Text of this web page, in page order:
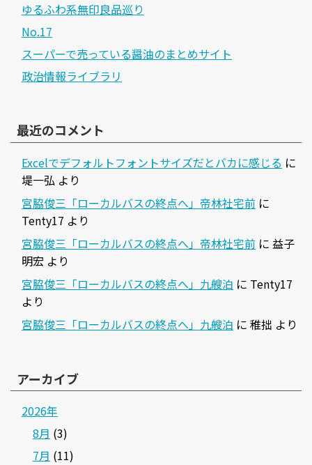
ゆるふわ系無印良品巡り
No.17
スーパーで売っている醤油のまとめサイト
政治情報ライブラリ
最近のコメント
Excelでデフォルトフォントサイズだとバカに感じる に
堤一弘 より
宮脇俊三「ローカルバスの終点へ」帝林社宅前 に
Tenty17 より
宮脇俊三「ローカルバスの終点へ」帝林社宅前 に 益子
明宏 より
宮脇俊三「ローカルバスの終点へ」九艘泊 に Tenty17
より
宮脇俊三「ローカルバスの終点へ」九艘泊 に 稚拙 より
アーカイブ
2026年
8月 (3)
7月 (11)